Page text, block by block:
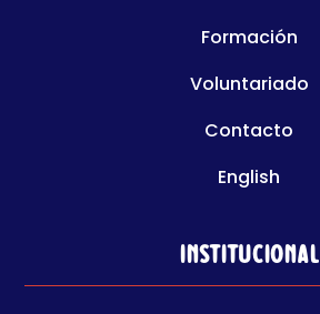
Formación
Voluntariado
Contacto
English
Institucional